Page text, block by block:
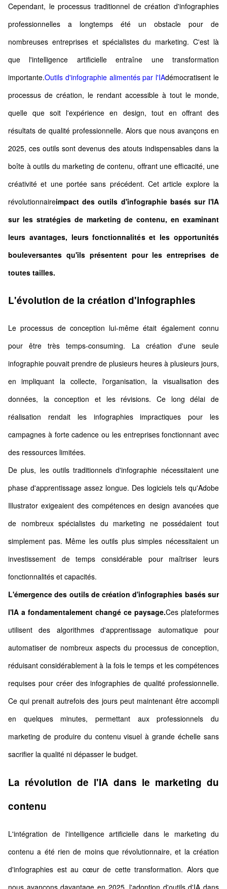
Cependant, le processus traditionnel de création d'infographies
professionnelles a longtemps été un obstacle pour de
nombreuses entreprises et spécialistes du marketing. C'est là
que l'intelligence artificielle entraîne une transformation
importante.Outils d'infographie alimentés par l'IAdémocratisent le
processus de création, le rendant accessible à tout le monde,
quelle que soit l'expérience en design, tout en offrant des
résultats de qualité professionnelle. Alors que nous avançons en
2025, ces outils sont devenus des atouts indispensables dans la
boîte à outils du marketing de contenu, offrant une efficacité, une
créativité et une portée sans précédent. Cet article explore la
révolutionnaireimpact des outils d'infographie basés sur l'IA
sur les stratégies de marketing de contenu, en examinant
leurs avantages, leurs fonctionnalités et les opportunités
bouleversantes qu'ils présentent pour les entreprises de
toutes tailles.
L'évolution de la création d'infographies
Le processus de conception lui-même était également connu
pour être très temps-consuming. La création d'une seule
infographie pouvait prendre de plusieurs heures à plusieurs jours,
en impliquant la collecte, l'organisation, la visualisation des
données, la conception et les révisions. Ce long délai de
réalisation rendait les infographies impractiques pour les
campagnes à forte cadence ou les entreprises fonctionnant avec
des ressources limitées.
De plus, les outils traditionnels d'infographie nécessitaient une
phase d'apprentissage assez longue. Des logiciels tels qu'Adobe
Illustrator exigeaient des compétences en design avancées que
de nombreux spécialistes du marketing ne possédaient tout
simplement pas. Même les outils plus simples nécessitaient un
investissement de temps considérable pour maîtriser leurs
fonctionnalités et capacités.
L'émergence des outils de création d'infographies basés sur
l'IA a fondamentalement changé ce paysage.Ces plateformes
utilisent des algorithmes d'apprentissage automatique pour
automatiser de nombreux aspects du processus de conception,
réduisant considérablement à la fois le temps et les compétences
requises pour créer des infographies de qualité professionnelle.
Ce qui prenait autrefois des jours peut maintenant être accompli
en quelques minutes, permettant aux professionnels du
marketing de produire du contenu visuel à grande échelle sans
sacrifier la qualité ni dépasser le budget.
La révolution de l'IA dans le marketing du
contenu
L'intégration de l'intelligence artificielle dans le marketing du
contenu a été rien de moins que révolutionnaire, et la création
d'infographies est au cœur de cette transformation. Alors que
nous avançons davantage en 2025, l'adoption d'outils d'IA dans